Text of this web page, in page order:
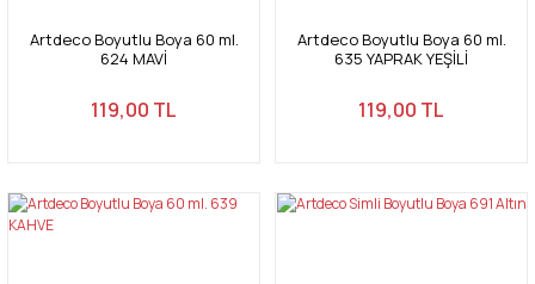
Artdeco Boyutlu Boya 60 ml.
624 MAVİ
119,00 TL
Artdeco Boyutlu Boya 60 ml.
635 YAPRAK YEŞİLİ
119,00 TL